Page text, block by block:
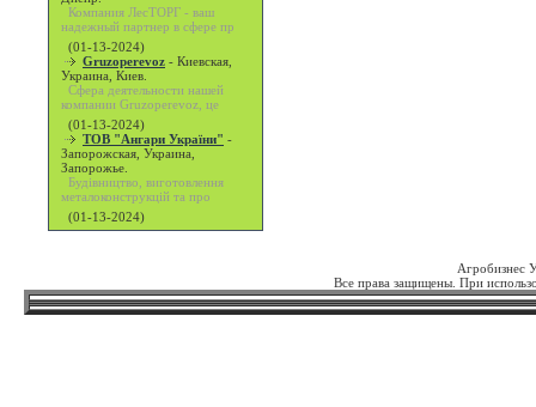
Компания ЛесТОРГ - ваш
надежный партнер в сфере пр
(01-13-2024)
Gruzoperevoz - Киевская,
Украина, Киев.
Сфера деятельности нашей
компании Gruzoperevoz, це
(01-13-2024)
ТОВ "Ангари України" -
Запорожская, Украина,
Запорожье.
Будівництво, виготовлення
металоконструкцій та про
(01-13-2024)
Агробизнес
Все права защищены. При